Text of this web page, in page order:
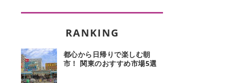
都心から日帰りで楽しむ朝
市！ 関東のおすすめ市場5選